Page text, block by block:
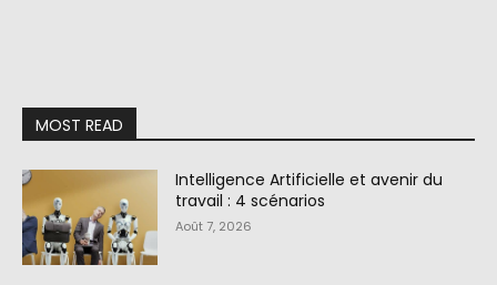
MOST READ
Intelligence Artificielle et avenir du
travail : 4 scénarios
Août 7, 2026